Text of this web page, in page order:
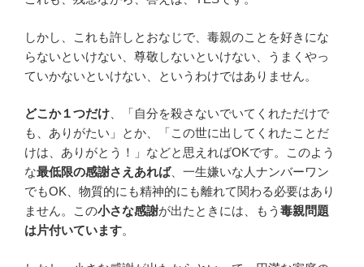
しかし、これも許しとおなじで、毒親のことを好きにな
らないといけない、尊敬しないといけない、うまくやっ
ていかないといけない、というわけではありません。
どこか１つだけ 、「自分を殺さないでいてくれただけで
も、ありがたい」とか、「この世に出してくれたことだ
けは、ありがとう！」などと思えればOKです。このよう
な最低限の感謝さえあれば、一生嫌いな人ナンバーワン
でもOK、物質的にも精神的にも離れて関わる必要はあり
ません。この小さな感謝が出たときには、もう 毒親問題
は片付いています。